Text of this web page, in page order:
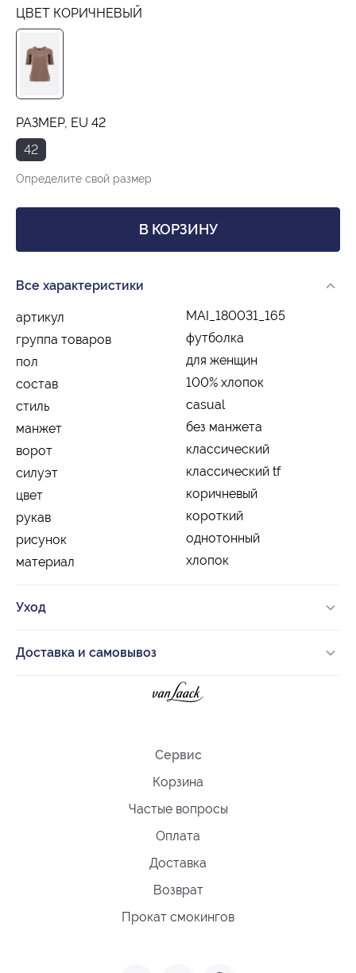
ЦВЕТ КОРИЧНЕВЫЙ
РАЗМЕР, EU 42
42
Определите свой размер
В КОРЗИНУ
Все характеристики
артикул
MAI_180031_165
группа товаров
футболка
пол
для женщин
состав
100% хлопок
стиль
casual
манжет
без манжета
ворот
классический
силуэт
классический tf
цвет
коричневый
рукав
короткий
рисунок
однотонный
материал
хлопок
Уход
Доставка и самовывоз
Сервис
Корзина
Частые вопросы
Оплата
Доставка
Возврат
Прокат смокингов